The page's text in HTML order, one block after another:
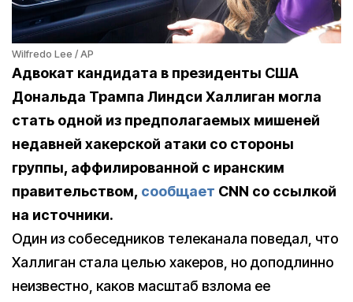
Wilfredo Lee / AP
Адвокат кандидата в президенты США
Дональда Трампа Линдси Халлиган могла
стать одной из предполагаемых мишеней
недавней хакерской атаки со стороны
группы, аффилированной с иранским
правительством, сообщает CNN со ссылкой
на источники.
Один из собеседников телеканала поведал, что
Халлиган стала целью хакеров, но доподлинно
неизвестно, каков масштаб взлома ее